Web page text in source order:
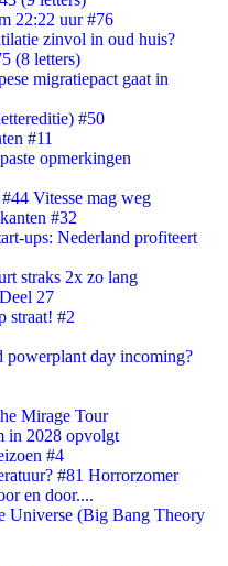
22:22 uur #76
zinvol in oud huis?
(8 letters)
migratiepact gaat in
#50
#11
opmerkingen
Vitesse mag weg
#32
ups: Nederland profiteert
straks 2x zo lang
27
straat! #2
day incoming?
Mirage Tour
in 2028 opvolgt
#4
#81 Horrorzomer
en door....
Universe (Big Bang Theory